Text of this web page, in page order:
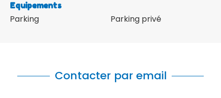
Equipements
Parking Parking privé
Contacter par email